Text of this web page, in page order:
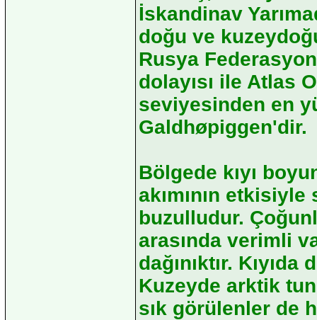
İskandinav
doğu ve
Rusya
dolayısı ile Atlas
seviyesinden en
Galdhøpiggen'dir.
Bölgede kıyı
akımının
buzulludur.
arasında verimli
dağınıktır.
Kuzeyde arktik
sık görülenler de